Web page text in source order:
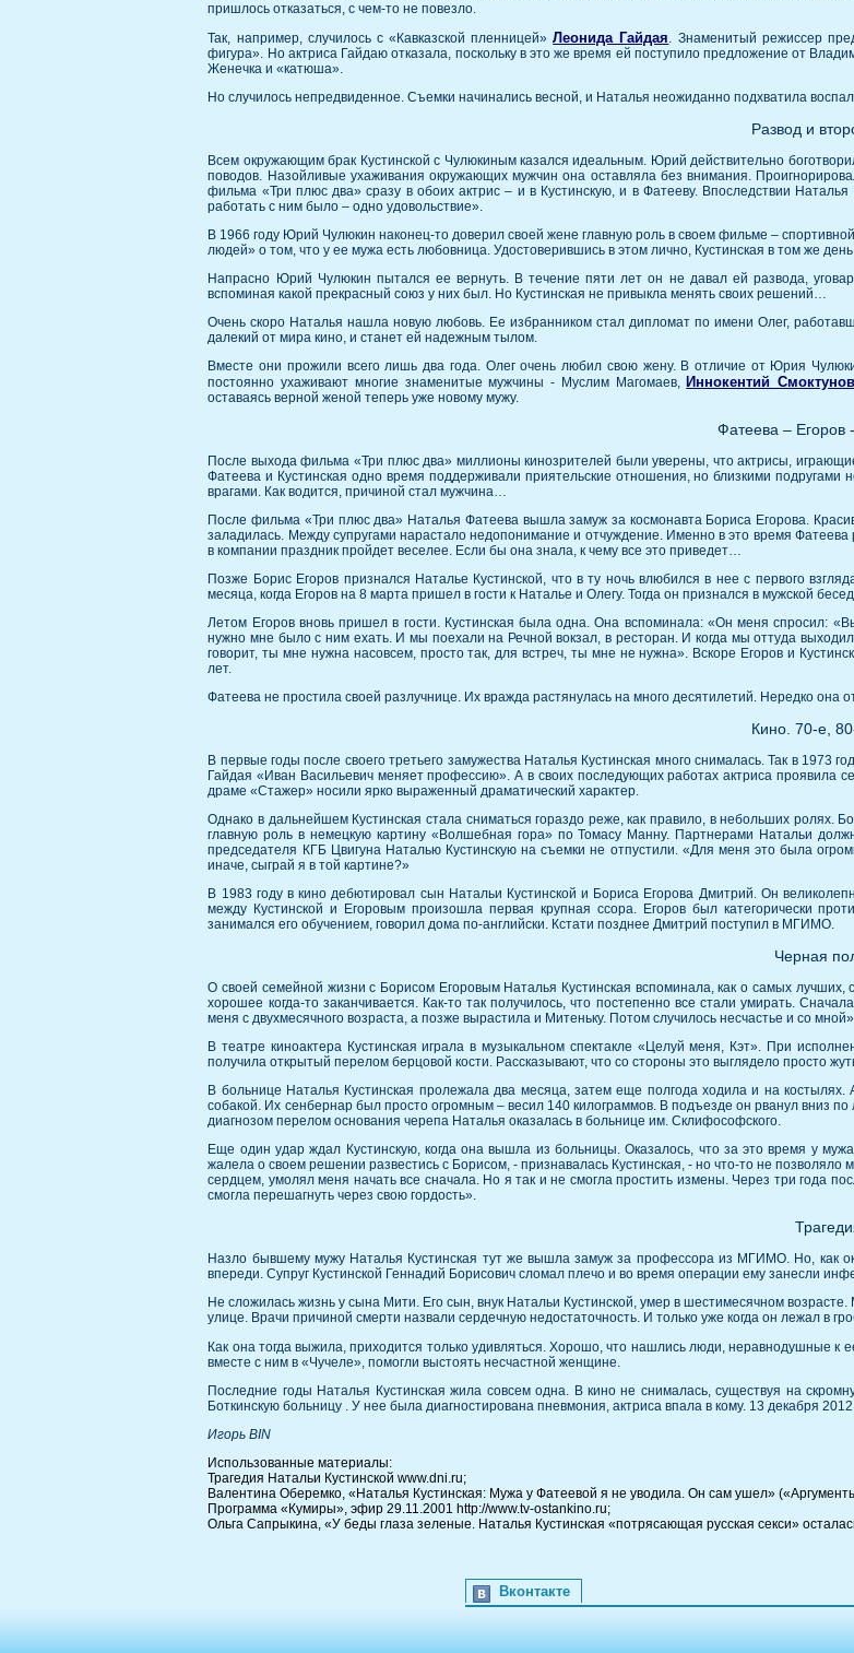
пришлось отказаться, с чем-то не повезло.
Так, например, случилось с «Кавказской пленницей»Леонида Гайдая. Знаменитый режиссер
фигура». Но актриса Гайдаю отказала, поскольку в это же время ей поступило предложение от
Женечка и «катюша».
Но случилось непредвиденное. Съемки начинались весной, и Наталья неожиданно подхватила
Развод и
Всем окружающим брак Кустинской с Чулюкиным казался идеальным. Юрий действительно
поводов. Назойливые ухаживания окружающих мужчин она оставляла без внимания.
фильма «Три плюс два» сразу в обоих актрис – и в Кустинскую, и в Фатееву. Впоследствии
работать с ним было – одно удовольствие».
В 1966 году Юрий Чулюкин наконец-то доверил своей жене главную роль в своем фильме –
людей» о том, что у ее мужа есть любовница. Удостоверившись в этом лично, Кустинская в том же
Напрасно Юрий Чулюкин пытался ее вернуть. В течение пяти лет он не давал ей развода,
вспоминая какой прекрасный союз у них был. Но Кустинская не привыкла менять своих решений…
Очень скоро Наталья нашла новую любовь. Ее избранником стал дипломат по имени Олег,
далекий от мира кино, и станет ей надежным тылом.
Вместе они прожили всего лишь два года. Олег очень любил свою жену. В отличие от Юрия
постоянно ухаживают многие знаменитые мужчины - Муслим Магомаев, Иннокентий
оставаясь верной женой теперь уже новому мужу.
Фатеева – Егоров
После выхода фильма «Три плюс два» миллионы кинозрителей были уверены, что актрисы,
Фатеева и Кустинская одно время поддерживали приятельские отношения, но близкими
врагами. Как водится, причиной стал мужчина…
После фильма «Три плюс два» Наталья Фатеева вышла замуж за космонавта Бориса Егорова.
заладилась. Между супругами нарастало недопонимание и отчуждение. Именно в это время
в компании праздник пройдет веселее. Если бы она знала, к чему все это приведет…
Позже Борис Егоров признался Наталье Кустинской, что в ту ночь влюбился в нее с первого
месяца, когда Егоров на 8 марта пришел в гости к Наталье и Олегу. Тогда он признался в мужской
Летом Егоров вновь пришел в гости. Кустинская была одна. Она вспоминала: «Он меня спросил:
нужно мне было с ним ехать. И мы поехали на Речной вокзал, в ресторан. И когда мы оттуда
говорит, ты мне нужна насовсем, просто так, для встреч, ты мне не нужна». Вскоре Егоров и
лет.
Фатеева не простила своей разлучнице. Их вражда растянулась на много десятилетий. Нередко она
Кино. 70-е,
В первые годы после своего третьего замужества Наталья Кустинская много снималась. Так в
Гайдая «Иван Васильевич меняет профессию». А в своих последующих работах актриса проявила
драме «Стажер» носили ярко выраженный драматический характер.
Однако в дальнейшем Кустинская стала сниматься гораздо реже, как правило, в небольших ролях.
главную роль в немецкую картину «Волшебная гора» по Томасу Манну. Партнерами Натальи
председателя КГБ Цвигуна Наталью Кустинскую на съемки не отпустили. «Для меня это была
иначе, сыграй я в той картине?»
В 1983 году в кино дебютировал сын Натальи Кустинской и Бориса Егорова Дмитрий. Он
между Кустинской и Егоровым произошла первая крупная ссора. Егоров был категорически
занимался его обучением, говорил дома по-английски. Кстати позднее Дмитрий поступил в МГИМО.
Черная
О своей семейной жизни с Борисом Егоровым Наталья Кустинская вспоминала, как о самых
хорошее когда-то заканчивается. Как-то так получилось, что постепенно все стали умирать.
меня с двухмесячного возраста, а позже вырастила и Митеньку. Потом случилось несчастье и со
В театре киноактера Кустинская играла в музыкальном спектакле «Целуй меня, Кэт». При
получила открытый перелом берцовой кости. Рассказывают, что со стороны это выглядело просто
В больнице Наталья Кустинская пролежала два месяца, затем еще полгода ходила и на костылях.
собакой. Их сенбернар был просто огромным – весил 140 килограммов. В подъезде он рванул вниз
диагнозом перелом основания черепа Наталья оказалась в больнице им. Склифософского.
Еще один удар ждал Кустинскую, когда она вышла из больницы. Оказалось, что за это время у
жалела о своем решении развестись с Борисом, - признавалась Кустинская, - но что-то не
сердцем, умолял меня начать все сначала. Но я так и не смогла простить измены. Через три года
смогла перешагнуть через свою гордость».
Назло бывшему мужу Наталья Кустинская тут же вышла замуж за профессора из МГИМО. Но, как
впереди. Супруг Кустинской Геннадий Борисович сломал плечо и во время операции ему занесли
Не сложилась жизнь у сына Мити. Его сын, внук Натальи Кустинской, умер в шестимесячном
улице. Врачи причиной смерти назвали сердечную недостаточность. И только уже когда он лежал в
Как она тогда выжила, приходится только удивляться. Хорошо, что нашлись люди, неравнодушные к
вместе с ним в «Чучеле», помогли выстоять несчастной женщине.
Последние годы Наталья Кустинская жила совсем одна. В кино не снималась, существуя на
Боткинскую больницу . У нее была диагностирована пневмония, актриса впала в кому. 13 декабря
Игорь BIN
Использованные материалы:
Трагедия Натальи Кустинской www.dni.ru;
Валентина Оберемко, «Наталья Кустинская: Мужа у Фатеевой я не уводила. Он сам ушел»
Программа «Кумиры», эфир 29.11.2001 http://www.tv-ostankino.ru;
Ольга Сапрыкина, «У беды глаза зеленые. Наталья Кустинская «потрясающая русская секси»
Вконтакте